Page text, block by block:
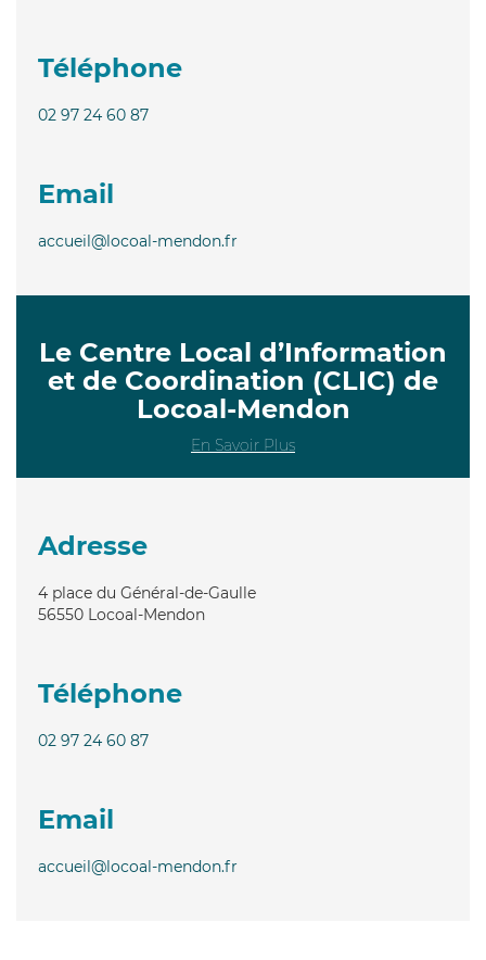
Téléphone
02 97 24 60 87
Email
accueil@locoal-mendon.fr
Le Centre Local d’Information
et de Coordination (CLIC) de
Locoal-Mendon
En Savoir Plus
Adresse
4 place du Général-de-Gaulle
56550 Locoal-Mendon
Téléphone
02 97 24 60 87
Email
accueil@locoal-mendon.fr